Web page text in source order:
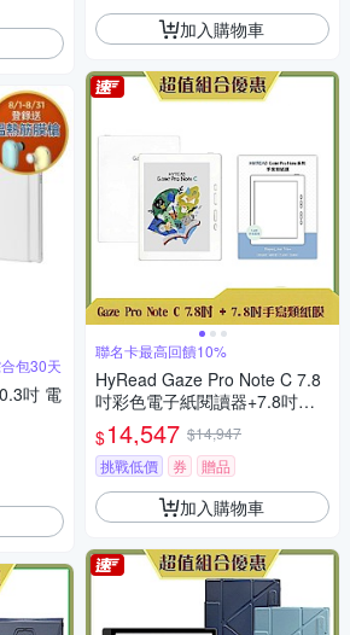
包30天
吋 電
加入購物車
聯名卡最高回饋10%
HyRead Gaze Pro Note C 7.8
吋彩色電子紙閱讀器+7.8吋手
寫類紙膜 (組合)
$14,547 $14,947
挑戰低價
券 贈品
加入購物車